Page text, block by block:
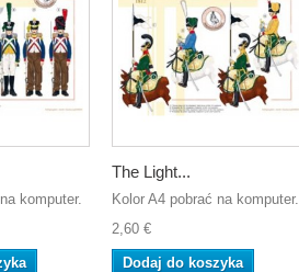
komputer.
The Light...
Kolor A4 pobrać na komputer.
2,60 €
Dodaj do koszyka